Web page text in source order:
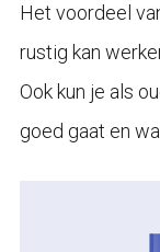
Het voordeel
rustig kan
Ook kun je als
goed gaat en